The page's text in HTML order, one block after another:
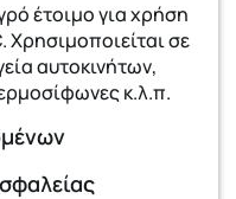
έτοιμο για χρήση
Χρησιμοποιείται σε
αυτοκινήτων,
κ.λ.π.